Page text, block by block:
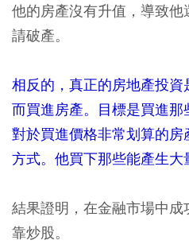
他的房產沒有升值，導致他
請破產。
相反的，真正的房地產投
而買進房產。目標是買進
對於買進價格非常划算的
方式。他買下那些能產生大
結果證明，在金融市場中
靠炒股。